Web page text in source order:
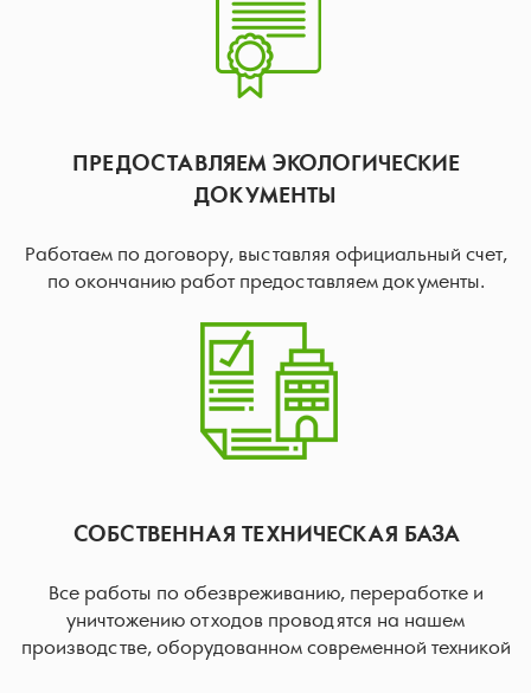
ПРЕДОСТАВЛЯЕМ ЭКОЛОГИЧЕСКИЕ
ДОКУМЕНТЫ
Работаем по договору, выставляя официальный счет,
по окончанию работ предоставляем документы.
СОБСТВЕННАЯ ТЕХНИЧЕСКАЯ БАЗА
Все работы по обезвреживанию, переработке и
уничтожению отходов проводятся на нашем
производстве, оборудованном современной техникой